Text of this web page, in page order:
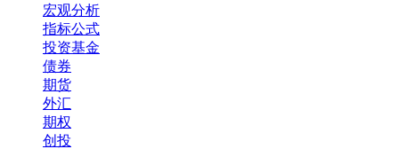
宏观分析
指标公式
投资基金
债券
期货
外汇
期权
创投